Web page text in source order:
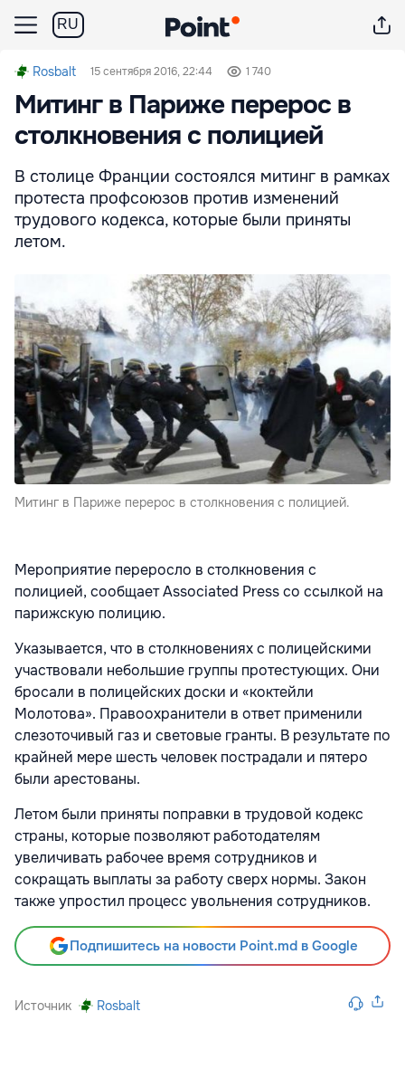
RU
Rosbalt 15 сентября 2016, 22:44 1 740
Митинг в Париже перерос в
столкновения с полицией
В столице Франции состоялся митинг в рамках
протеста профсоюзов против изменений
трудового кодекса, которые были приняты
летом.
Митинг в Париже перерос в столкновения с полицией.
Мероприятие переросло в столкновения с
полицией, сообщает Associated Press со ссылкой на
парижскую полицию.
Указывается, что в столкновениях с полицейскими
участвовали небольшие группы протестующих. Они
бросали в полицейских доски и «коктейли
Молотова». Правоохранители в ответ применили
слезоточивый газ и световые гранты. В результате по
крайней мере шесть человек пострадали и пятеро
были арестованы.
Летом были приняты поправки в трудовой кодекс
страны, которые позволяют работодателям
увеличивать рабочее время сотрудников и
сокращать выплаты за работу сверх нормы. Закон
также упростил процесс увольнения сотрудников.
Подпишитесь на новости Point.md в Google
Источник Rosbalt